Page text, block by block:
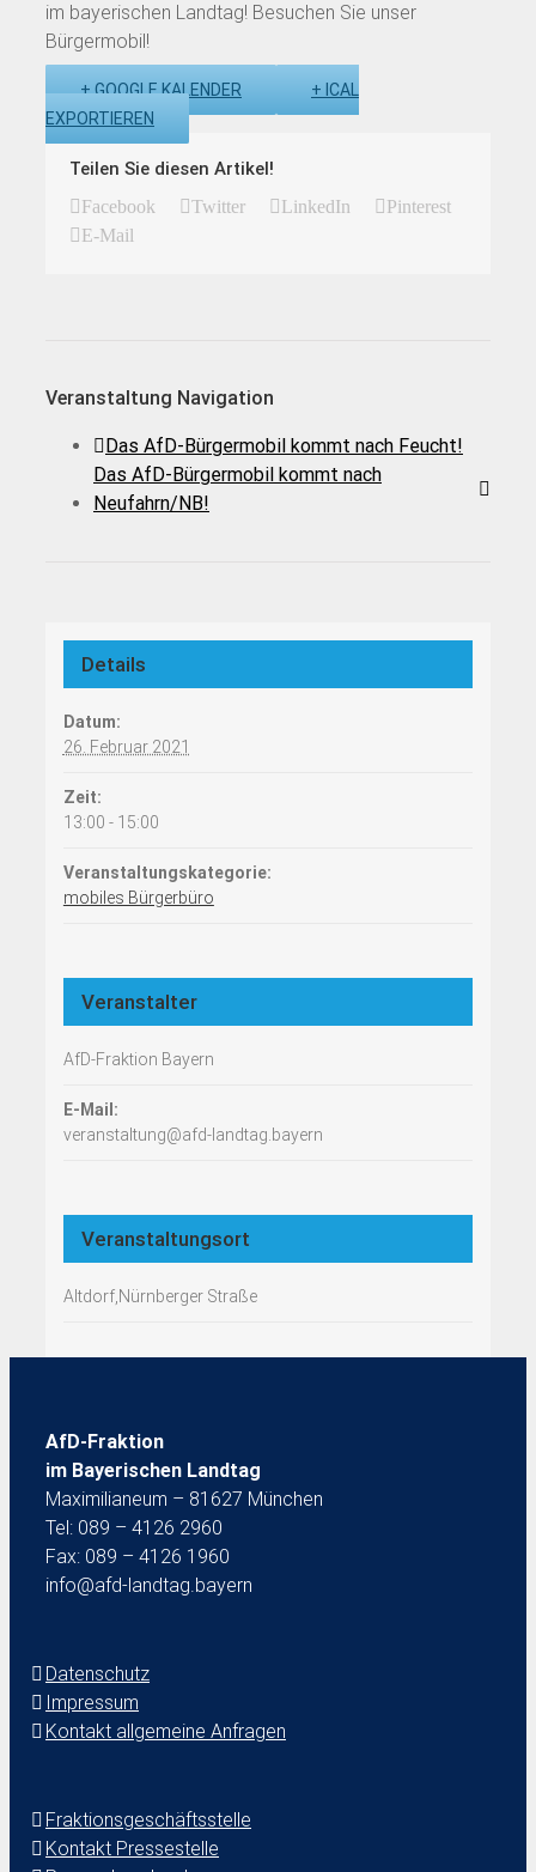
im bayerischen Landtag! Besuchen Sie unser
Bürgermobil!
+ GOOGLE KALENDER
+ ICAL
EXPORTIEREN
Teilen Sie diesen Artikel!
Facebook Twitter LinkedIn
Pinterest
E-Mail
Veranstaltung Navigation
Das AfD-Bürgermobil kommt nach Feucht!
Das AfD-Bürgermobil kommt nach
Neufahrn/NB!
Details
Datum:
26. Februar 2021
Zeit:
13:00 - 15:00
Veranstaltungskategorie:
mobiles Bürgerbüro
Veranstalter
AfD-Fraktion Bayern
E-Mail:
veranstaltung@afd-landtag.bayern
Veranstaltungsort
Altdorf,Nürnberger Straße
AfD-Fraktion
im Bayerischen Landtag
Maximilianeum – 81627 München
Tel: 089 – 4126 2960
Fax: 089 – 4126 1960
info@afd-landtag.bayern
Datenschutz
Impressum
Kontakt allgemeine Anfragen
Fraktionsgeschäftsstelle
Kontakt Pressestelle